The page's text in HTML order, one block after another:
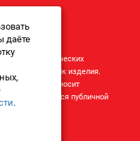
виде и технических
характеристик изделия.
ресурсе, носит
не является публичной
(2) ГК РФ.
даёте
.